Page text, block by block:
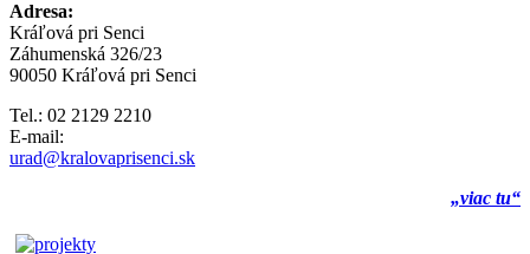
Adresa:
Kráľová pri Senci
Záhumenská 326/23
90050 Kráľová pri Senci
Tel.: 02 2129 2210
E-mail:
urad@kralovaprisenci.sk
„viac tu“